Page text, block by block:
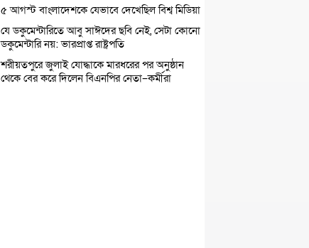
৫ আগস্ট বাংলাদেশকে যেভাবে দেখেছিল বিশ্ব মিডিয়া
যে ডকুমেন্টারিতে আবু সাঈদের ছবি নেই, সেটা কোনো
ডকুমেন্টারি নয়: ভারপ্রাপ্ত রাষ্ট্রপতি
শরীয়তপুরে জুলাই যোদ্ধাকে মারধরের পর অনুষ্ঠান
থেকে বের করে দিলেন বিএনপির নেতা–কর্মীরা